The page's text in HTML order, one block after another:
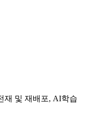
재 및 재배포, AI학습